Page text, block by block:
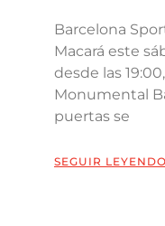
Barcelona
Macará este
desde las
Monumental
puertas se
SEGUIR LEYENDO